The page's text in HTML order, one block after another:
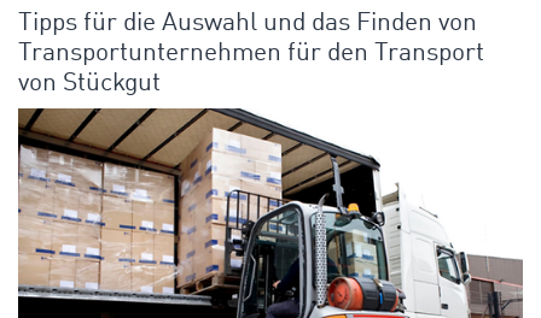
Tipps für die Auswahl und das Finden von
Transportunternehmen für den Transport
von Stückgut